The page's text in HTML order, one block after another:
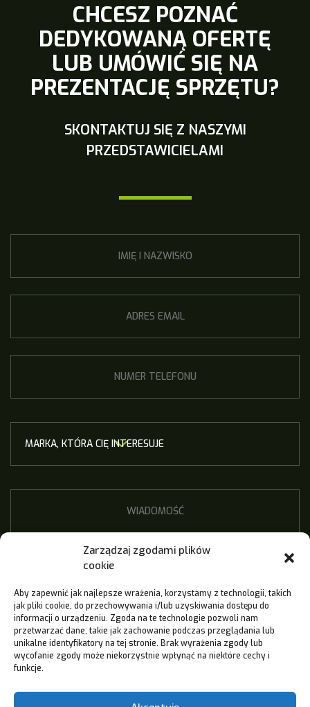
Zarządzaj zgodami plików
cookie
Aby zapewnić jak najlepsze wrażenia, korzystamy z technologii, takich
jak pliki cookie, do przechowywania i/lub uzyskiwania dostępu do
informacji o urządzeniu. Zgoda na te technologie pozwoli nam
przetwarzać dane, takie jak zachowanie podczas przeglądania lub
unikalne identyfikatory na tej stronie. Brak wyrażenia zgody lub
wycofanie zgody może niekorzystnie wpłynąć na niektóre cechy i
funkcje.
CHCESZ POZNAĆ
DEDYKOWANĄ OFERTĘ
LUB UMÓWIĆ SIĘ NA
PREZENTACJĘ SPRZĘTU?
SKONTAKTUJ SIĘ Z NASZYMI
PRZEDSTAWICIELAMI
Wyrażam zgodę na przetwarzanie moich danych